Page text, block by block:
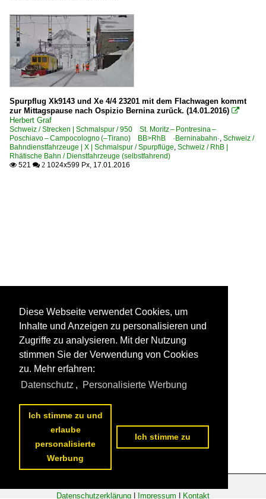
Spurpflug Xk9143 und Xe 4/4 23201 mit dem Flachwagen kommt
zur Mittagspause nach Ospizio Bernina zurück. (14.01.2016) 
Herbert Graf
Schweiz / Strecken | Schmalspur / 950 St. Moritz – Pontresina –
Poschiavo – Campocologno (–Tirano) BB>RhB ·Berninabahn·, Schweiz /
Bahndienstfahrzeuge | X | Schmalspur / Spurpflüge, Schweiz / RhB |
Rhätische Bahn / Dienstfahrzeuge (selbstfahrend)
 521  2 1024x599 Px, 17.01.2016
Datenschutzerklärung Impressum Kontakt
Diese Webseite verwendet Cookies, um
Inhalte und Anzeigen zu personalisieren und
Zugriffe zu analysieren. Mit der Nutzung
stimmen Sie der Verwendung von Cookies
zu. Mehr erfahren:
Datenschutz , Personalisierte Werbung
Ich stimme zu und
erlaube
personalisierte
Werbung
Ich stimme zu